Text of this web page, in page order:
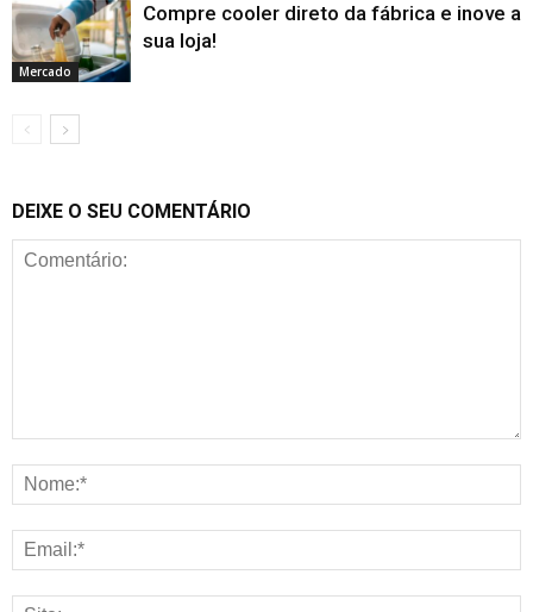
Mercado
Compre cooler direto da fábrica e inove a
sua loja!
DEIXE O SEU COMENTÁRIO